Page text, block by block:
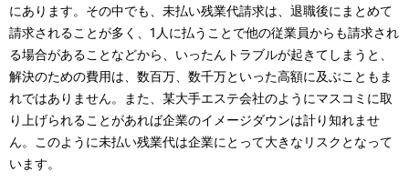
にあります。その中でも、未払い残業代請求は、退職後にまとめて
請求されることが多く、1人に払うことで他の従業員からも請求され
る場合があることなどから、いったんトラブルが起きてしまうと、
解決のための費用は、数百万、数千万といった高額に及ぶこともま
れではありません。また、某大手エステ会社のようにマスコミに取
り上げられることがあれば企業のイメージダウンは計り知れませ
ん。このように未払い残業代は企業にとって大きなリスクとなって
います。